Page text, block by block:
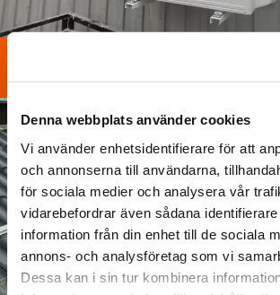
Denna webbplats använder cookies
Vi använder enhetsidentifierare för att
och annonserna till användarna,
för sociala medier och analysera vår
vidarebefordrar även sådana
information från din enhet till de sociala
annons- och analysföretag som vi
Dessa kan i sin tur kombinera
Installation av